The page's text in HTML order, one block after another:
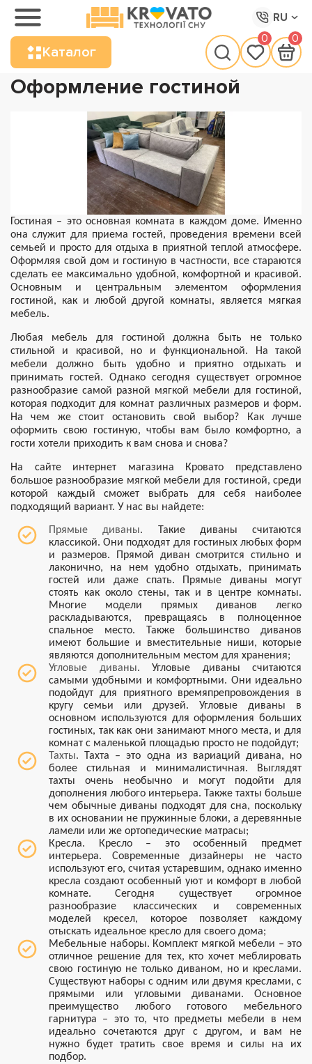
RU
Каталог
0 0
Оформление гостиной
Гостиная – это основная комната в каждом доме. Именно
она служит для приема гостей, проведения времени всей
семьей и просто для отдыха в приятной теплой атмосфере.
Оформляя свой дом и гостиную в частности, все стараются
сделать ее максимально удобной, комфортной и красивой.
Основным и центральным элементом оформления
гостиной, как и любой другой комнаты, является мягкая
мебель.
Любая мебель для гостиной должна быть не только
стильной и красивой, но и функциональной. На такой
мебели должно быть удобно и приятно отдыхать и
принимать гостей. Однако сегодня существует огромное
разнообразие самой разной мягкой мебели для гостиной,
которая подходит для комнат различных размеров и форм.
На чем же стоит остановить свой выбор? Как лучше
оформить свою гостиную, чтобы вам было комфортно, а
гости хотели приходить к вам снова и снова?
На сайте интернет магазина Кровато представлено
большое разнообразие мягкой мебели для гостиной, среди
которой каждый сможет выбрать для себя наиболее
подходящий вариант. У нас вы найдете:
Прямые диваны. Такие диваны считаются
классикой. Они подходят для гостиных любых форм
и размеров. Прямой диван смотрится стильно и
лаконично, на нем удобно отдыхать, принимать
гостей или даже спать. Прямые диваны могут
стоять как около стены, так и в центре комнаты.
Многие модели прямых диванов легко
раскладываются, превращаясь в полноценное
спальное место. Также большинство диванов
имеют большие и вместительные ниши, которые
являются дополнительным местом для хранения;
Угловые диваны. Угловые диваны считаются
самыми удобными и комфортными. Они идеально
подойдут для приятного времяпрепровождения в
кругу семьи или друзей. Угловые диваны в
основном используются для оформления больших
гостиных, так как они занимают много места, и для
комнат с маленькой площадью просто не подойдут;
Тахты. Тахта – это одна из вариаций дивана, но
более стильная и минималистичная. Выглядят
тахты очень необычно и могут подойти для
дополнения любого интерьера. Также тахты больше
чем обычные диваны подходят для сна, поскольку
в их основании не пружинные блоки, а деревянные
ламели или же ортопедические матрасы;
Кресла. Кресло – это особенный предмет
интерьера. Современные дизайнеры не часто
используют его, считая устаревшим, однако именно
кресла создают особенный уют и комфорт в любой
комнате. Сегодня существует огромное
разнообразие классических и современных
моделей кресел, которое позволяет каждому
отыскать идеальное кресло для своего дома;
Мебельные наборы. Комплект мягкой мебели – это
отличное решение для тех, кто хочет меблировать
свою гостиную не только диваном, но и креслами.
Существуют наборы с одним или двумя креслами, с
прямыми или угловыми диванами. Основное
преимущество любого готового мебельного
гарнитура – это то, что предметы мебели в нем
идеально сочетаются друг с другом, и вам не
нужно будет тратить свое время и силы на их
подбор.